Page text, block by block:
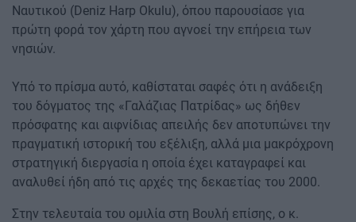
Ναυτικού (Deniz Harp Okulu), όπου παρουσίασε για
πρώτη φορά τον χάρτη που αγνοεί την επήρεια των
νησιών.
Υπό το πρίσμα αυτό, καθίσταται σαφές ότι η ανάδειξη
του δόγματος της «Γαλάζιας Πατρίδας» ως δήθεν
πρόσφατης και αιφνίδιας απειλής δεν αποτυπώνει την
πραγματική ιστορική του εξέλιξη, αλλά μια μακρόχρονη
στρατηγική διεργασία η οποία έχει καταγραφεί και
αναλυθεί ήδη από τις αρχές της δεκαετίας του 2000.
Στην τελευταία του ομιλία στη Βουλή επίσης, ο κ.